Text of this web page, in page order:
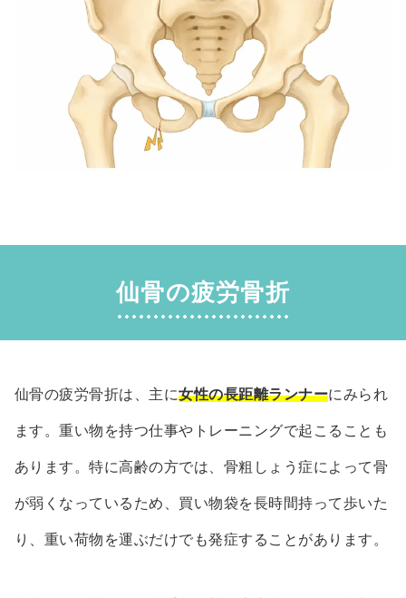
仙骨の疲労骨折
仙骨の疲労骨折は、主に女性の長距離ランナーにみられ
ます。重い物を持つ仕事やトレーニングで起こることも
あります。特に高齢の方では、骨粗しょう症によって骨
が弱くなっているため、買い物袋を長時間持って歩いた
り、重い荷物を運ぶだけでも発症することがあります。